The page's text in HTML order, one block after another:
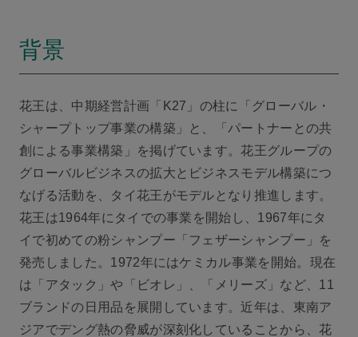
背景
花王は、中期経営計画「K27」の柱に「グローバル・
シャープトップ事業の構築」と、「パートナーとの共
創による事業構築」を掲げています。花王グループの
グローバルビジネスの拡大とビジネスモデル構築につ
なげる活動を、タイ花王がモデルとなり推進します。
花王は1964年にタイでの事業を開始し、1967年にタ
イで初めての粉シャンプー「フェザーシャンプー」を
発売しました。1972年にはケミカル事業を開始。現在
は「アタック」や「ビオレ」、「メリーズ」など、11
ブランドの日用品を展開しています。近年は、東南ア
ジアでデング熱の脅威が深刻化していることから、花